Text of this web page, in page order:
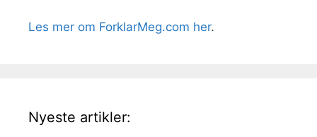
Les mer om ForklarMeg.com her.
Nyeste artikler: